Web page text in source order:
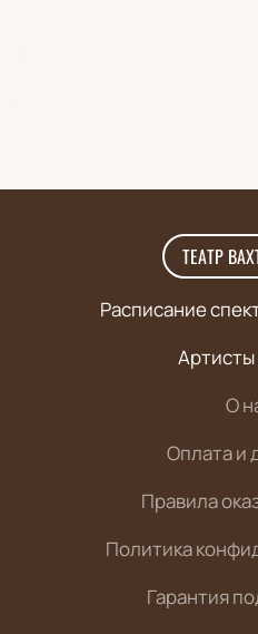
ТЕАТР
Расписание
Артисты
О
Оплата и
Правила
Политика
Гарантия